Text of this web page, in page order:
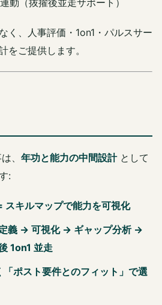
動（抜擢後並走サポート）
く、人事評価・1on1・パルスサー
をご提供します。
、 年功と能力の中間設計として
:
スキルマップで能力を可視化
義 → 可視化 → ギャップ分析 →
1on1 並走
「ポスト要件とのフィット」で選